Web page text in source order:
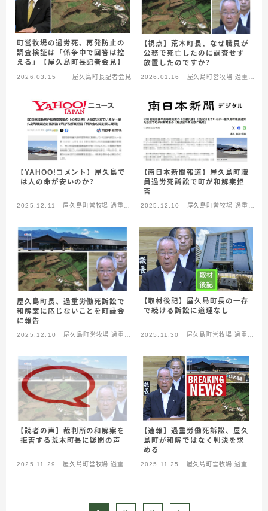
町営牧場の過労死、再発防止の
調査検証は「係争中で回答は控
える」【屋久島町長記者会見】
2026.03.15 屋久島町長記者会見
【視点】荒木町長、なぜ職員が
公務で死亡したのに調査せず
放置したのですか？
2026.01.16
屋久島町営牧場 過重労
【YAHOO!コメント】屋久島で
は人の命が安いのか？
2025.12.11
屋久島町営牧場 過重労
【南日本新聞報道】屋久島町職
員過労死訴訟で町が和解案拒
否
2025.12.10
屋久島町営牧場 過重労
屋久島町長、過重労働死訴訟で
和解案に応じないことを町議会
に報告
2025.12.10
屋久島町営牧場 過重労
【取材後記】屋久島町長の一存
で続ける訴訟に道理なし
2025.11.30
屋久島町営牧場 過重労
【読者の声】裁判所の和解案を
拒否する荒木町長に疑問の声
2025.11.29
屋久島町営牧場 過重労
【速報】過重労働死訴訟、屋久
島町が和解ではなく判決を求
める
2025.11.25
屋久島町営牧場 過重労